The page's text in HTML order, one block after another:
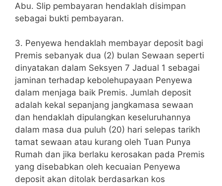
Abu. Slip pembayaran hendaklah disimpan
sebagai bukti pembayaran.
3. Penyewa hendaklah membayar deposit bagi
Premis sebanyak dua (2) bulan Sewaan seperti
dinyatakan dalam Seksyen 7 Jadual 1 sebagai
jaminan terhadap kebolehupayaan Penyewa
dalam menjaga baik Premis. Jumlah deposit
adalah kekal sepanjang jangkamasa sewaan
dan hendaklah dipulangkan keseluruhannya
dalam masa dua puluh (20) hari selepas tarikh
tamat sewaan atau kurang oleh Tuan Punya
Rumah dan jika berlaku kerosakan pada Premis
yang disebabkan oleh kecuaian Penyewa
deposit akan ditolak berdasarkan kos